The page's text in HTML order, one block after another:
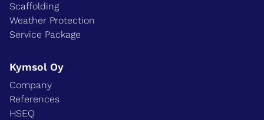
Scaffolding
Weather Protection
Service Package
Kymsol Oy
Company
References
HSEQ